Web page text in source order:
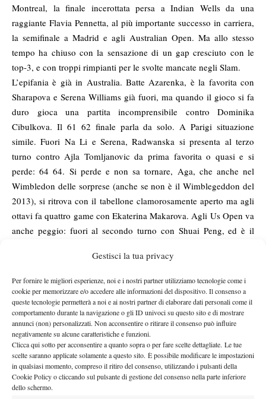
Gestisci la tua privacy
Per fornire le migliori esperienze, noi e i nostri partner utilizziamo tecnologie come i
cookie per memorizzare e/o accedere alle informazioni del dispositivo. Il consenso a
queste tecnologie permetterà a noi e ai nostri partner di elaborare dati personali come il
comportamento durante la navigazione o gli ID univoci su questo sito e di mostrare
annunci (non) personalizzati. Non acconsentire o ritirare il consenso può influire
negativamente su alcune caratteristiche e funzioni.
Clicca qui sotto per acconsentire a quanto sopra o per fare scelte dettagliate. Le tue
scelte saranno applicate solamente a questo sito. È possibile modificare le impostazioni
in qualsiasi momento, compreso il ritiro del consenso, utilizzando i pulsanti della
Cookie Policy o cliccando sul pulsante di gestione del consenso nella parte inferiore
dello schermo.
Montreal, la finale incerottata persa a Indian Wells da una
raggiante Flavia Pennetta, al più importante successo in carriera,
la semifinale a Madrid e agli Australian Open. Ma allo stesso
tempo ha chiuso con la sensazione di un gap cresciuto con le
top-3, e con troppi rimpianti per le svolte mancate negli Slam.
L’epifania è già in Australia. Batte Azarenka, è la favorita con
Sharapova e Serena Williams già fuori, ma quando il gioco si fa
duro gioca una partita incomprensibile contro Dominika
Cibulkova. Il 61 62 finale parla da solo. A Parigi situazione
simile. Fuori Na Li e Serena, Radwanska si presenta al terzo
turno contro Ajla Tomljanovic da prima favorita o quasi e si
perde: 64 64. Si perde e non sa tornare, Aga, che anche nel
Wimbledon delle sorprese (anche se non è il Wimblegeddon del
2013), si ritrova con il tabellone clamorosamente aperto ma agli
ottavi fa quattro game con Ekaterina Makarova. Agli Us Open va
anche peggio: fuori al secondo turno con Shuai Peng, ed è il
Il Masters finale conferma tutta la discontinuità di Aga, cui
sembra attagliarsi uno storico titolo di un quotidiano brasiliano
per la squadra della Fluminense, celebre per le sconfitte in finale
e i secondi posti: “I campioni del quasi”. Ecco, Aga è una
campionessa del quasi, che ha scelto di affidarsi a chi il quasi
non sa nemmeno cos’è, a chi sa bene quanto un coach possa
contare nella carriera di un tennista.
Nel 1981, sei anni dopo la richiesta di asilo politico negli Usa, la
sua carriera tocca il suo punto più basso. Ha vinto il suo primo
slam, a Wimbledon nel 1978 quando non era già più